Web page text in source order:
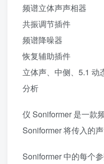
频谱立体声声相器
共振调节插件
频谱降噪器
恢复辅助插件
立体声、中侧、5.1 动
分析
仪 Soniformer 是一款
Soniformer 将传入的
Soniformer 中的每个